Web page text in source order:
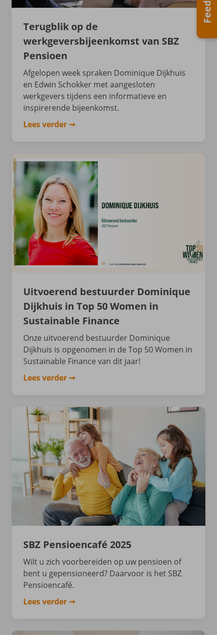
Terugblik op de
werkgeversbijeenkomst van SBZ
Pensioen
Afgelopen week spraken Dominique Dijkhuis
en Edwin Schokker met aangesloten
werkgevers tijdens een informatieve en
inspirerende bijeenkomst.
Lees verder
Uitvoerend bestuurder Dominique
Dijkhuis in Top 50 Women in
Sustainable Finance
Onze uitvoerend bestuurder Dominique
Dijkhuis is opgenomen in de Top 50 Women in
Sustainable Finance van dit jaar!
Lees verder
SBZ Pensioencafé 2025
Wilt u zich voorbereiden op uw pensioen of
bent u gepensioneerd? Daarvoor is het SBZ
Pensioencafé.
Lees verder